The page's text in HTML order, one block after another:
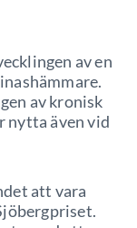
av en
av kronisk
nytta även vid
att vara